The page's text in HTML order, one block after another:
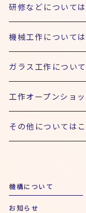
研修などについて
機械工作について
ガラス工作につい
工作オープンショ
その他については
機構について
お知らせ